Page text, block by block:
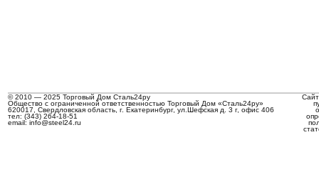
© 2010 — 2025 Торговый Дом Сталь24ру
Общество с ограниченной ответственностью Торговый Дом «Сталь24ру»
620017, Свердловская область, г. Екатеринбург, ул.Шефская д. 3 г, офис 406
тел: (343) 264-18-51
email: info@steel24.ru